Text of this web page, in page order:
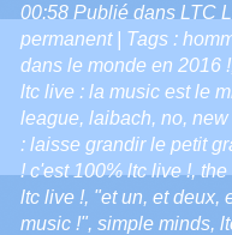
00:58 Publié dans LTC
permanent| Tags :
dans le monde en 2016 !
ltc live : la music est le
league, laibach, no, new
: laisse grandir le petit
! c'est 100% ltc live !,the
ltc live !, "et un, et deux,
music !", simple minds,